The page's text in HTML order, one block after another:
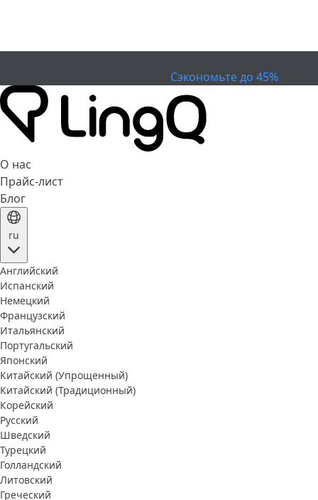
Сэкономьте до 45%
О нас
Прайс-лист
Блог
ru
Английский
Испанский
Немецкий
Французский
Итальянский
Португальский
Японский
Китайский (Упрощенный)
Китайский (Традиционный)
Корейский
Русский
Шведский
Турецкий
Голландский
Литовский
Греческий